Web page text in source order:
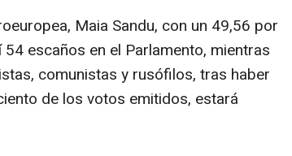
Maia Sandu, con un 49,56 por
escaños en el Parlamento, mientras
comunistas y rusófilos, tras haber
de los votos emitidos, estará